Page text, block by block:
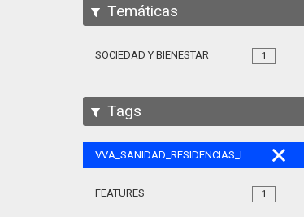
Temáticas
1
SOCIEDAD Y BIENESTAR
Tags
VVA_SANIDAD_RESIDENCIAS_MAYORES_105
1
FEATURES